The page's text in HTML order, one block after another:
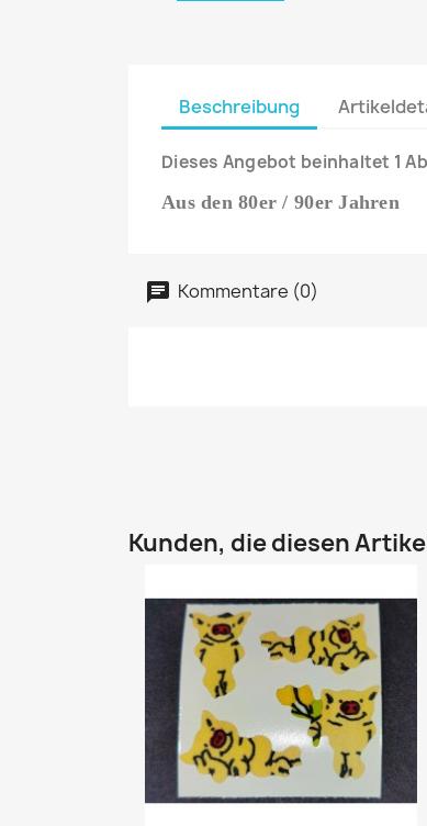
Beschreibung
Dieses Angebot beinhaltet 1
Aus den 80er / 90er Jahren
Kommentare (0)
Kunden, die diesen